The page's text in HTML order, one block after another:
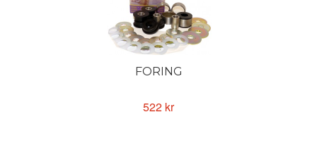
FORING
522 kr